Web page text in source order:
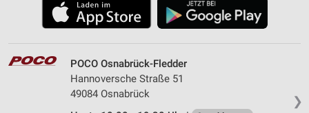
❯
POCO Osnabrück-Fledder
Hannoversche Straße 51
49084 Osnabrück